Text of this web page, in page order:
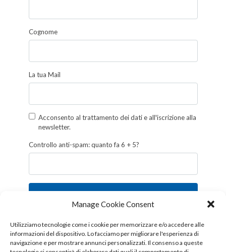
Manage Cookie Consent
Utilizziamo tecnologie come i cookie per memorizzare e/o accedere alle
informazioni del dispositivo. Lo facciamo per migliorare l'esperienza di
navigazione e per mostrare annunci personalizzati. Il consenso a queste
Cognome
La tua Mail
Acconsento al trattamento dei dati e all'iscrizione alla
newsletter.
Controllo anti-spam: quanto fa 6 + 5?
Iscriviti
Follow us!